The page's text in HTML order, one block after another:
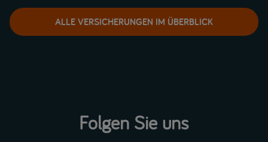
ALLE VERSICHERUNGEN IM ÜBERBLICK
Folgen Sie uns